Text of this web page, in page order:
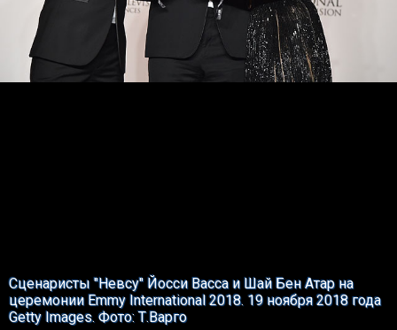
Сценаристы "Невсу" Йосси Васса и Шай Бен Атар на
церемонии Emmy International 2018. 19 ноября 2018 года
Getty Images. Фото: Т.Варго